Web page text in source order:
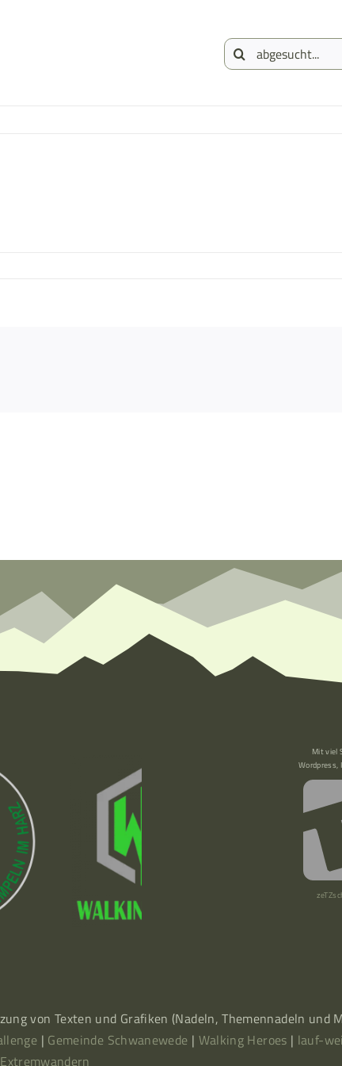
Suche
Mit viel
Wordpress,
von Texten und Grafiken (Nadeln, Themennadeln und
| Gemeinde Schwanewede | Walking Heroes | lauf-
Extremwandern